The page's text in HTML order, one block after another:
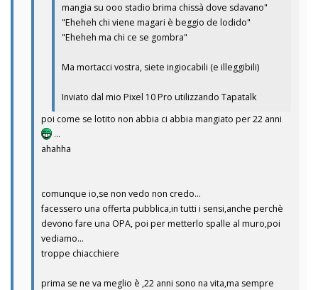
mangia su ooo stadio brima chissà dove sdavano"
"Eheheh chi viene magari è beggio de lodido"
"Eheheh ma chi ce se gombra"
Ma mortacci vostra, siete ingiocabili (e illeggibili)
Inviato dal mio Pixel 10 Pro utilizzando Tapatalk
poi come se lotito non abbia ci abbia mangiato per 22 anni
...
ahahha
comunque io,se non vedo non credo...
facessero una offerta pubblica,in tutti i sensi,anche perchè
devono fare una OPA, poi per metterlo spalle al muro,poi
vediamo...
troppe chiacchiere
prima se ne va meglio è ,22 anni sono na vita,ma sempre